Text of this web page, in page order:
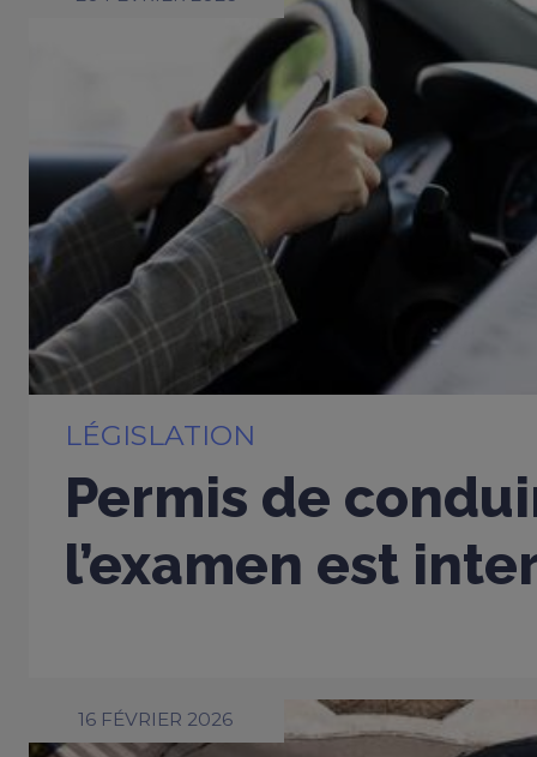
LÉGISLATION
Permis de
l’examen est
16 FÉVRIER 2026